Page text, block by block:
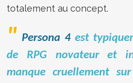
totalement au concept.
Persona 4est
de RPG novateur et
manque cruellement